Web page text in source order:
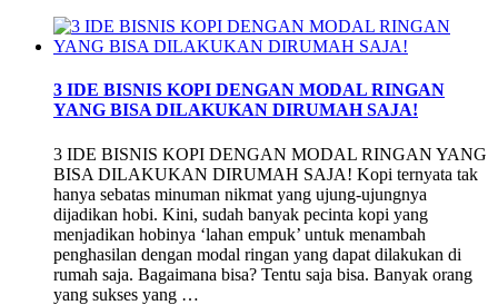
3 IDE BISNIS KOPI DENGAN MODAL RINGAN
YANG BISA DILAKUKAN DIRUMAH SAJA!
3 IDE BISNIS KOPI DENGAN MODAL RINGAN YANG
BISA DILAKUKAN DIRUMAH SAJA! Kopi ternyata tak
hanya sebatas minuman nikmat yang ujung-ujungnya
dijadikan hobi. Kini, sudah banyak pecinta kopi yang
menjadikan hobinya ‘lahan empuk’ untuk menambah
penghasilan dengan modal ringan yang dapat dilakukan di
rumah saja. Bagaimana bisa? Tentu saja bisa. Banyak orang
yang sukses yang …